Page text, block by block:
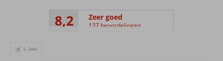
8,2 Zeer goed
137 beoordelingen
+